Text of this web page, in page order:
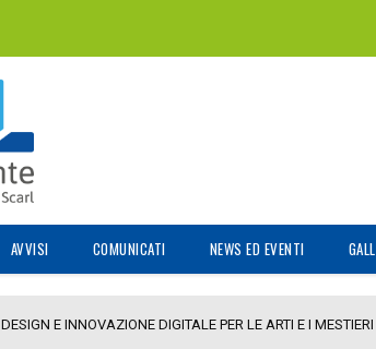
AVVISI COMUNICATI NEWS ED EVENTI
DESIGN E INNOVAZIONE DIGITALE PER LE ARTI E I MESTIERI